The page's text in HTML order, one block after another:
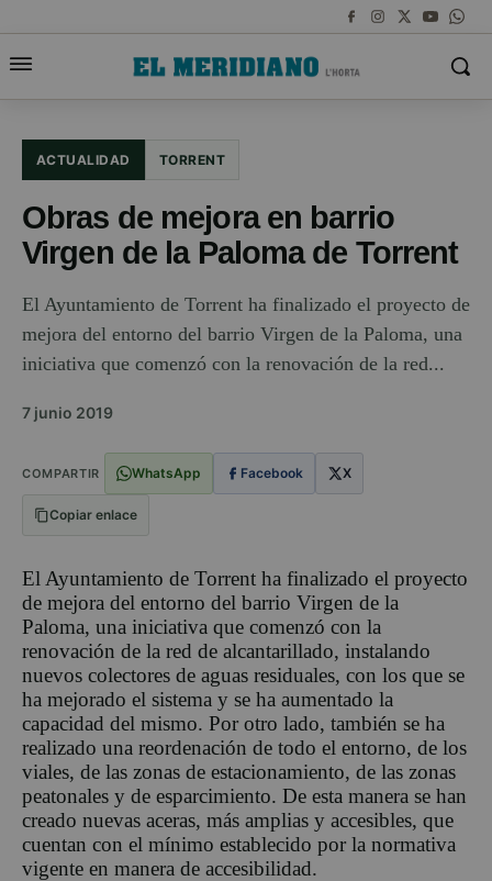
ACTUALIDAD TORRENT
Obras de mejora en barrio
Virgen de la Paloma de Torrent
El Ayuntamiento de Torrent ha finalizado el proyecto de
mejora del entorno del barrio Virgen de la Paloma, una
iniciativa que comenzó con la renovación de la red...
7 junio 2019
COMPARTIR WhatsApp Facebook X
Copiar enlace
El Ayuntamiento de Torrent ha finalizado el proyecto
de mejora del entorno del barrio Virgen de la
Paloma, una iniciativa que comenzó con la
renovación de la red de alcantarillado, instalando
nuevos colectores de aguas residuales, con los que se
ha mejorado el sistema y se ha aumentado la
capacidad del mismo. Por otro lado, también se ha
realizado una reordenación de todo el entorno, de los
viales, de las zonas de estacionamiento, de las zonas
peatonales y de esparcimiento. De esta manera se han
creado nuevas aceras, más amplias y accesibles, que
cuentan con el mínimo establecido por la normativa
vigente en manera de accesibilidad.